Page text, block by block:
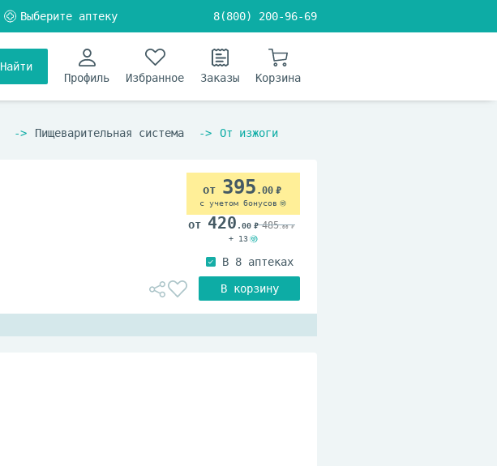
8(800) 200-96-69
Найти
Профиль
Избранное Заказы Корзина
Пищеварительная система От изжоги
395 .00
с учетом бонусов
420 .00 485.00
+ 13